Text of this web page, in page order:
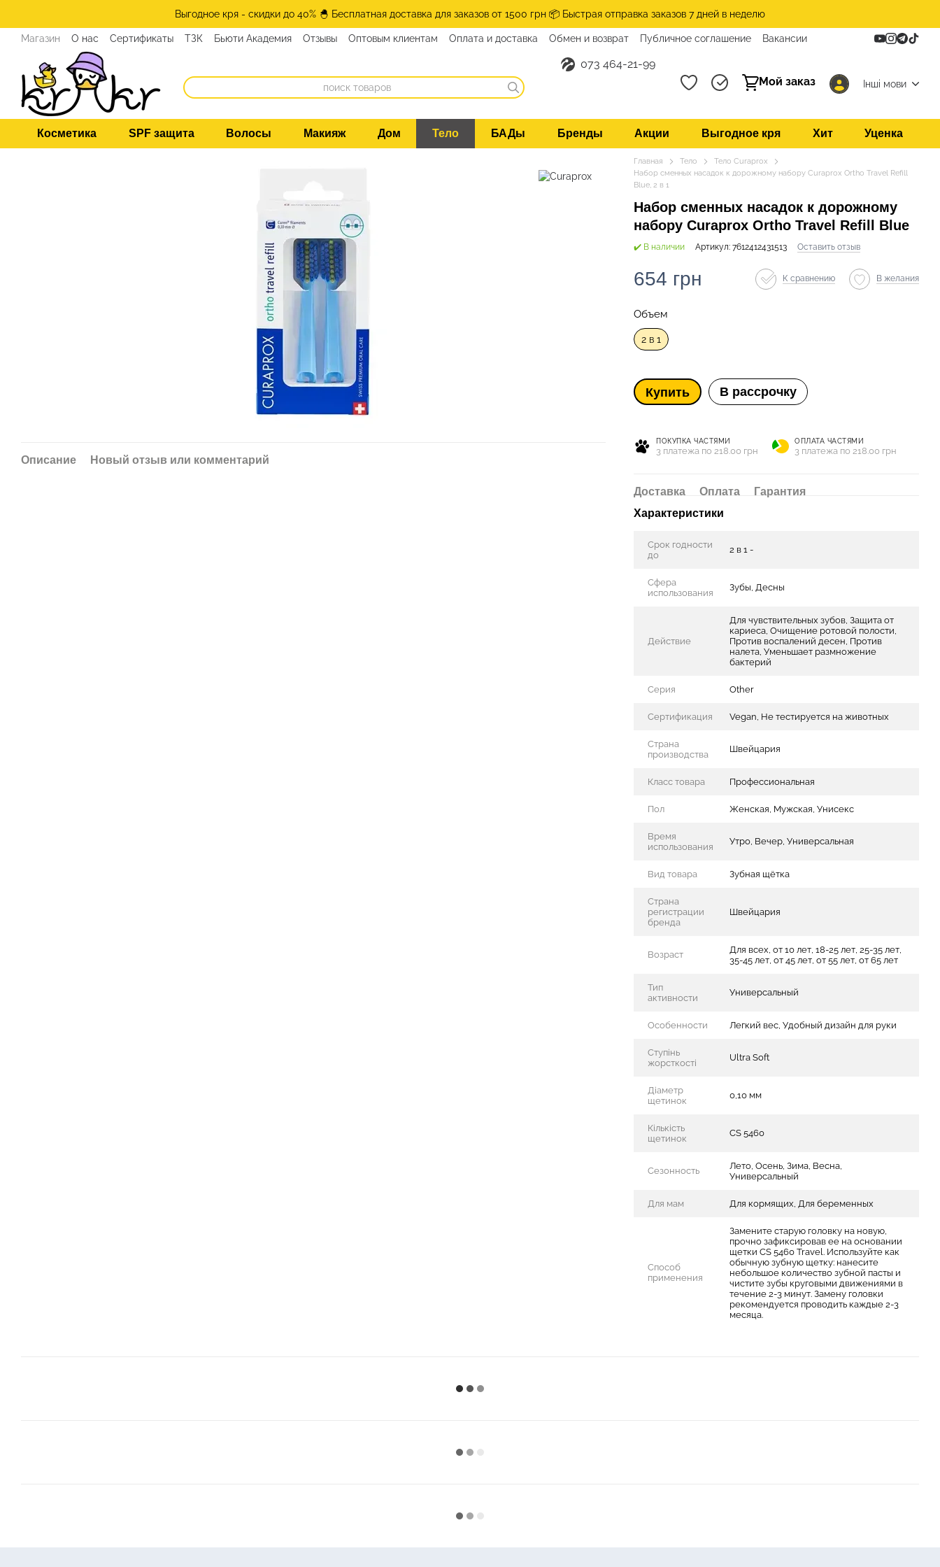
Выгодное кря - скидки до 40% 🐣 Бесплатная доставка для заказов от 1500 грн 📦 Быстрая отправка заказов 7 дней в неделю
Магазин О нас Сертификаты ТЗК Бьюти Академия Отзывы Оптовым клиентам Оплата и доставка Обмен и возврат Публичное соглашение
Вакансии
Программа лояльности
073 464-21-99
Мой заказ
Інші мови
Косметика SPF защита Волосы Макияж Дом Тело БАДы Бренды Акции Выгодное кря Хит Уценка
Описание Новый отзыв или комментарий
Главная Тело
Тело Curaprox
Набор сменных насадок к дорожному набору Curaprox Ortho Travel Refill
Blue, 2 в 1
Набор сменных насадок к дорожному
набору Curaprox Ortho Travel Refill Blue
✔️ В наличии Артикул: 7612412431513 Оставить отзыв
654 грн К сравнению В желания
Объем
2 в 1
Купить В рассрочку
ПОКУПКА ЧАСТЯМИ
3 платежа по 218.00 грн
ОПЛАТА ЧАСТЯМИ
3 платежа по 218.00 грн
Доставка Оплата
Гарантия
Характеристики
Срок годности
до
2 в 1 -
Сфера
использования
Зубы, Десны
Действие
Для чувствительных зубов, Защита от
кариеса, Очищение ротовой полости,
Против воспалений десен, Против
налета, Уменьшает размножение
бактерий
Серия Other
Сертификация Vegan, Не тестируется на животных
Страна
производства
Швейцария
Класс товара Профессиональная
Пол Женская, Мужская, Унисекс
Время
использования
Утро, Вечер, Универсальная
Вид товара Зубная щётка
Страна
регистрации
бренда
Швейцария
Возраст
Для всех, от 10 лет, 18-25 лет, 25-35 лет,
35-45 лет, от 45 лет, от 55 лет, от 65 лет
Тип
активности
Универсальный
Особенности Легкий вес, Удобный дизайн для руки
Ступінь
жорсткості
Ultra Soft
Діаметр
щетинок
0,10 мм
Кількість
щетинок
CS 5460
Сезонность
Лето, Осень, Зима, Весна,
Универсальный
Для мам Для кормящих, Для беременных
Способ
применения
Замените старую головку на новую,
прочно зафиксировав ее на основании
щетки CS 5460 Travel. Используйте как
обычную зубную щетку: нанесите
небольшое количество зубной пасты и
чистите зубы круговыми движениями в
течение 2-3 минут. Замену головки
рекомендуется проводить каждые 2-3
месяца.